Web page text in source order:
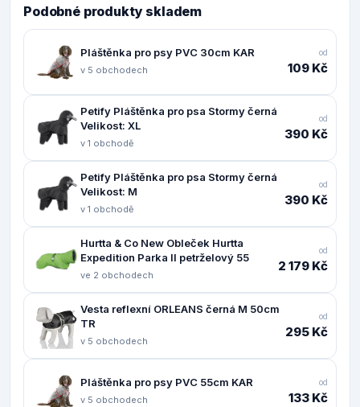
Podobné produkty skladem
Pláštěnka pro psy PVC 30cm KAR
v 5 obchodech
od
109 Kč
Petify Pláštěnka pro psa Stormy černá
Velikost: XL
v 1 obchodě
od
390 Kč
Petify Pláštěnka pro psa Stormy černá
Velikost: M
v 1 obchodě
od
390 Kč
Hurtta & Co New Obleček Hurtta
Expedition Parka II petrželový 55
ve 2 obchodech
od
2 179 Kč
Vesta reflexní ORLEANS černá M 50cm
TR
v 5 obchodech
od
295 Kč
Pláštěnka pro psy PVC 55cm KAR
v 5 obchodech
od
133 Kč